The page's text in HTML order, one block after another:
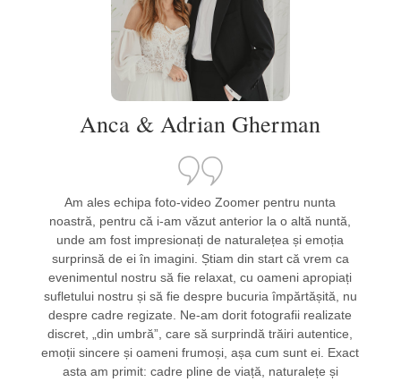
Anca & Adrian Gherman
Am ales echipa foto-video Zoomer pentru nunta
noastră, pentru că i-am văzut anterior la o altă nuntă,
unde am fost impresionați de naturalețea și emoția
surprinsă de ei în imagini. Știam din start că vrem ca
evenimentul nostru să fie relaxat, cu oameni apropiați
sufletului nostru și să fie despre bucuria împărtășită, nu
despre cadre regizate. Ne-am dorit fotografii realizate
discret, „din umbră”, care să surprindă trăiri autentice,
emoții sincere și oameni frumoși, așa cum sunt ei. Exact
asta am primit: cadre pline de viață, naturalețe și